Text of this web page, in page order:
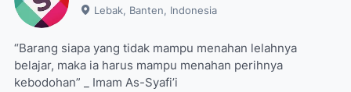
Lebak, Banten, Indonesia
“Barang siapa yang tidak mampu menahan lelahnya
belajar, maka ia harus mampu menahan perihnya
kebodohan” _ Imam As-Syafi’i